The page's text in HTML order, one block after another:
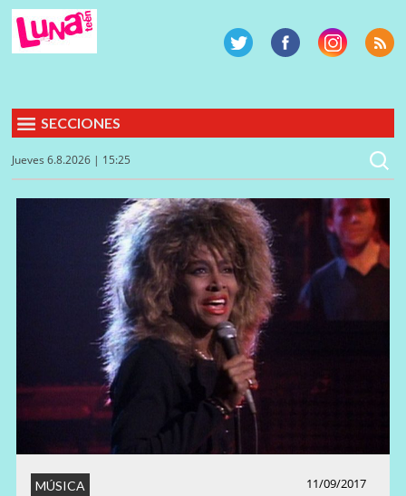
SECCIONES
Jueves 6.8.2026 | 15:25
11/09/2017
MÚSICA